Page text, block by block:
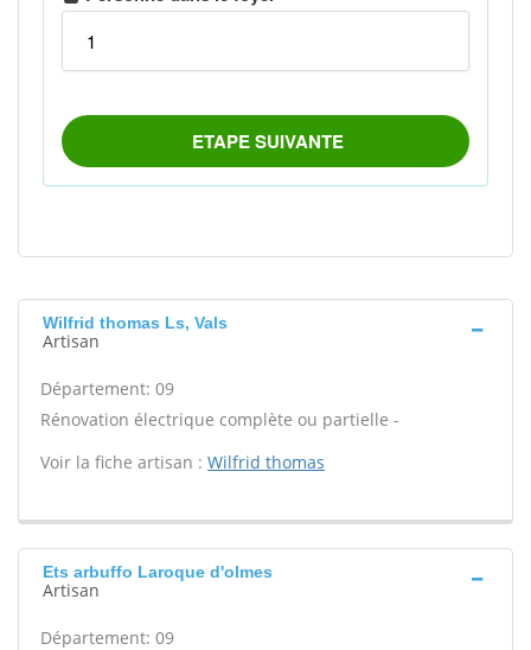
Wilfrid thomas Ls, Vals
Artisan
Département: 09
Rénovation électrique complète ou partielle -
Voir la fiche artisan : Wilfrid thomas
Ets arbuffo Laroque d'olmes
Artisan
Département: 09